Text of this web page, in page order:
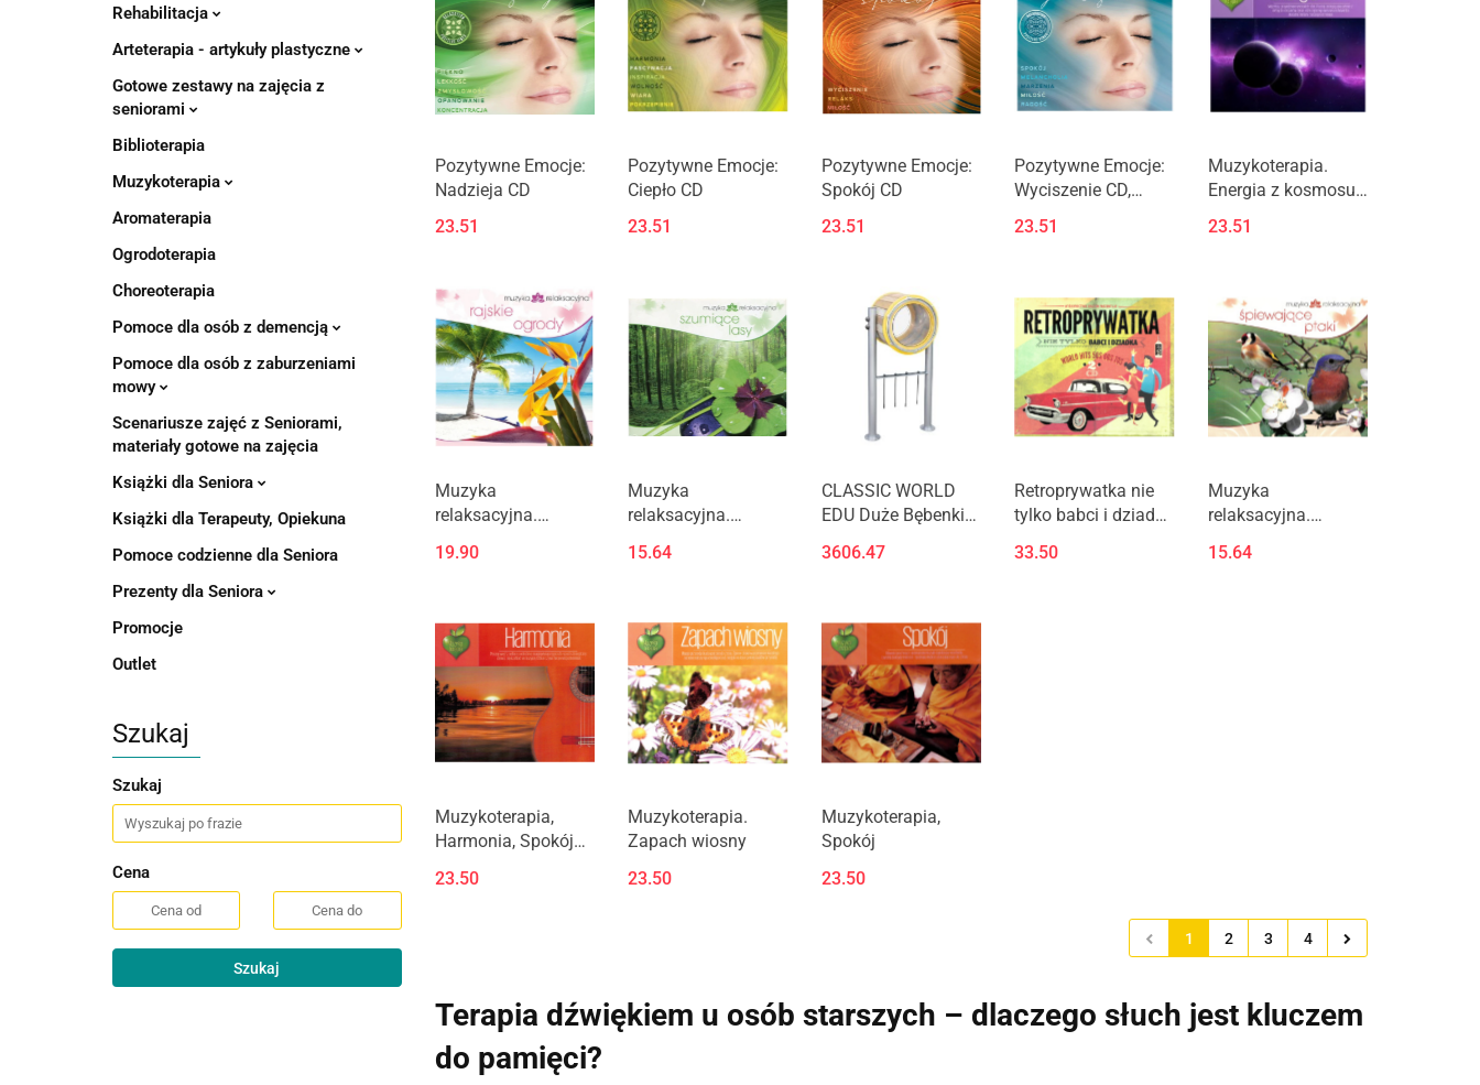
Rehabilitacja
Arteterapia - artykuły plastyczne
Gotowe zestawy na zajęcia z
seniorami
Biblioterapia
Muzykoterapia
Aromaterapia
Ogrodoterapia
Choreoterapia
Pomoce dla osób z demencją
Pomoce dla osób z zaburzeniami
mowy
Scenariusze zajęć z Seniorami,
materiały gotowe na zajęcia
Książki dla Seniora
Książki dla Terapeuty, Opiekuna
Pomoce codzienne dla Seniora
Prezenty dla Seniora
Promocje
Outlet
Szukaj
Szukaj
Cena
Szukaj
Pozytywne Emocje:
Nadzieja CD
23.51
Pozytywne Emocje:
Ciepło CD
23.51
Pozytywne Emocje:
Spokój CD
23.51
Pozytywne Emocje:
Wyciszenie CD,
relaksacyjna
23.51
Muzykoterapia.
Energia z kosmosu
23.51
Muzyka
relaksacyjna.
19.90
Muzyka
relaksacyjna.
15.64
CLASSIC WORLD
EDU Duże Bębenki
3606.47
Retroprywatka nie
tylko babci i dziadka
33.50
Muzyka
relaksacyjna.
15.64
Muzykoterapia,
Harmonia, Spokój
23.50
Muzykoterapia.
Zapach wiosny
23.50
Muzykoterapia,
Spokój
23.50
1 2 3 4
Terapia dźwiękiem u osób starszych – dlaczego słuch jest kluczem
do pamięci?